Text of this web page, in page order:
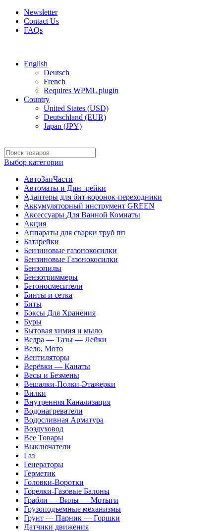
Newsletter
Contact Us
FAQs
English
Deutsch
French
Requires WPML plugin
Country
United States (USD)
Deutschland (EUR)
Japan (JPY)
Выбор категории
АвтоЗапЧасти
Автоматы и Дин -рейки
Адаптеры для бит-коронок-переходники
Аккумуляторный инструмент GREEN
Аксессуары Для Ванной Комнаты
Акция
Аппараты для сварки труб пп
Батарейки
Бензиновые газонокосилки
Бензиновые Газонокосилки
Бензопилы
Бензотриммеры
Бетоносмесители
Бинты и сетка
Биты
Боксы Для Хранения
Буры
Бытовая химия и мыло
Ведра — Тазы — Лейки
Вело, Мото
Вентиляторы
Верёвки — Канаты
Весы и Безмены
Вешалки-Полки-Этажерки
Вилки
Внутренняя Канализация
Водонагреватели
Водосливная Арматура
Воздуховод
Все Товары
Выключатели
Газ
Генераторы
Герметик
Головки-Воротки
Горелки-Газовые Балоны
Грабли — Вилы — Мотыги
Грузоподъемные механизмы
Грунт — Парник — Горшки
Датчики движения